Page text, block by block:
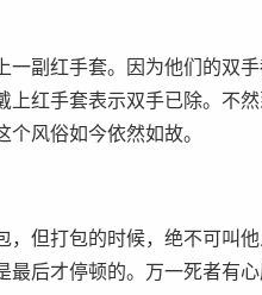
副红手套。因为他们的双
红手套表示双手已除。不
风俗如今依然如故。
但打包的时候，绝不可叫
后才停顿的。万一死者有